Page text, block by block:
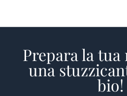
HOME
Prepara la
una
bio!